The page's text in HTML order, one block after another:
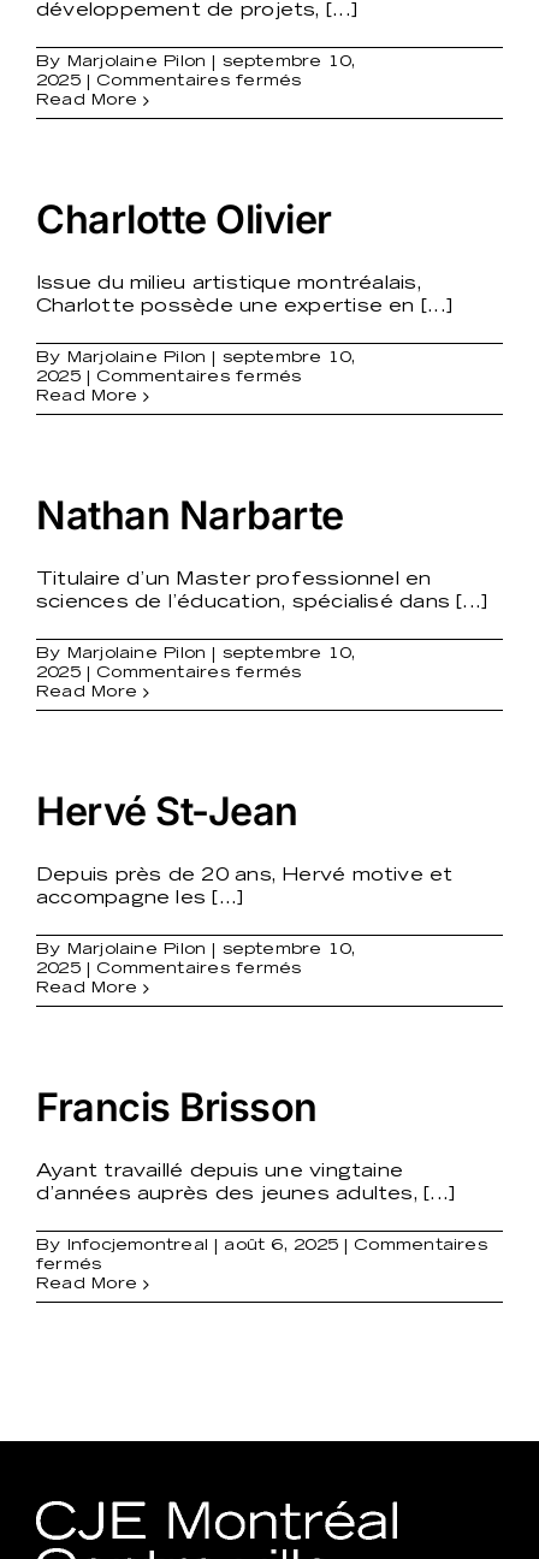
développement de projets, [...]
By Marjolaine Pilon
septembre 10,
2025
Commentaires ferméssur
Pierre
Read More
Charlotte Olivier
Issue du milieu artistique montréalais,
Charlotte possède une expertise en [...]
By Marjolaine Pilon
septembre 10,
2025
Commentaires ferméssur
Olivier
Read More
Nathan Narbarte
Titulaire d’un Master professionnel en
sciences de l’éducation, spécialisé dans [...]
By Marjolaine Pilon
septembre 10,
2025
Commentaires ferméssur
Narbarte
Read More
Hervé St-Jean
Depuis près de 20 ans, Hervé motive et
accompagne les [...]
By Marjolaine Pilon
septembre 10,
2025
Commentaires ferméssur
St-
Read More
Francis Brisson
Ayant travaillé depuis une vingtaine
d’années auprès des jeunes adultes, [...]
By Infocjemontreal août 6, 2025
Commentaires
ferméssur
Francis
Brisson
Read More